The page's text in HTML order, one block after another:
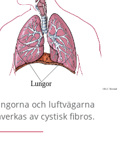
och luftvägarna
av cystisk fibros.